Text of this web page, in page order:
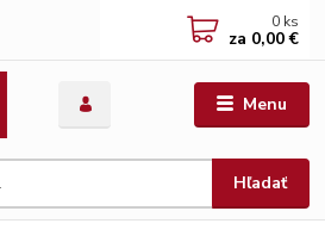
Menu
Hľadať
0 ks
za 0,00 €